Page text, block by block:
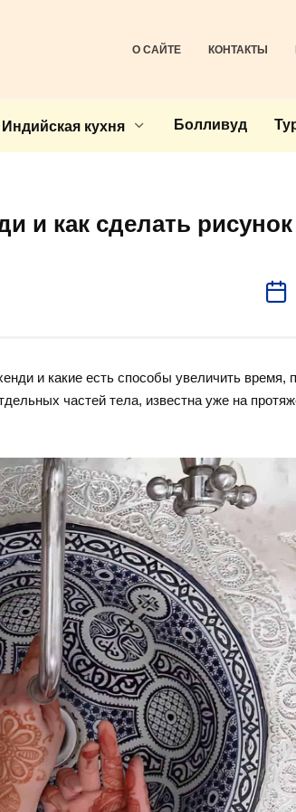
О САЙТЕ КОНТАКТЫ
Индийская кухня Болливуд
и как сделать рисунок
и какие есть способы увеличить время,
частей тела, известна уже на